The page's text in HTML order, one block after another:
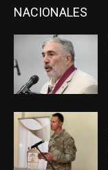
NACIONALES